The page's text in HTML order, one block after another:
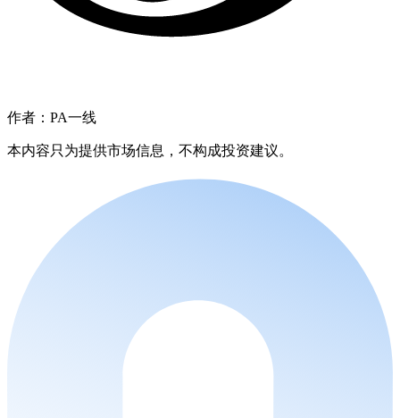
作者：PA一线
本内容只为提供市场信息，不构成投资建议。